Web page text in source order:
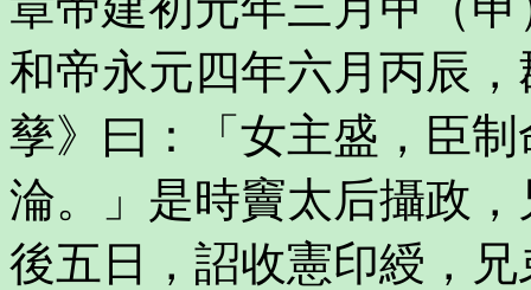
和帝永元四年六月丙辰
孳》曰：「女主盛，臣
淪。」是時竇太后攝政
後五日，詔收憲印綬，